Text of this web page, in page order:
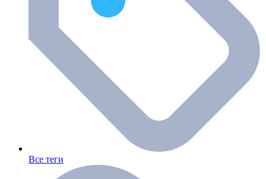
Все теги